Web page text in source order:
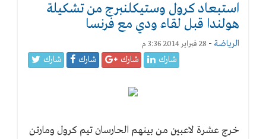
استبعاد كرول وستيكلنبرج من تشكيلة
هولندا قبل لقاء ودي مع فرنسا
الرياضة - 28 فبراير 2014 3:36 م
شارك شارك شارك شارك
خرج عشرة لاعبين من بينهم الحارسان تيم كرول ومارتن